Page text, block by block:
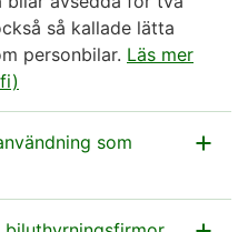
så kallade lätta
personbilar. Läs mer
som